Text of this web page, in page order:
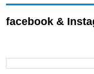
facebook &